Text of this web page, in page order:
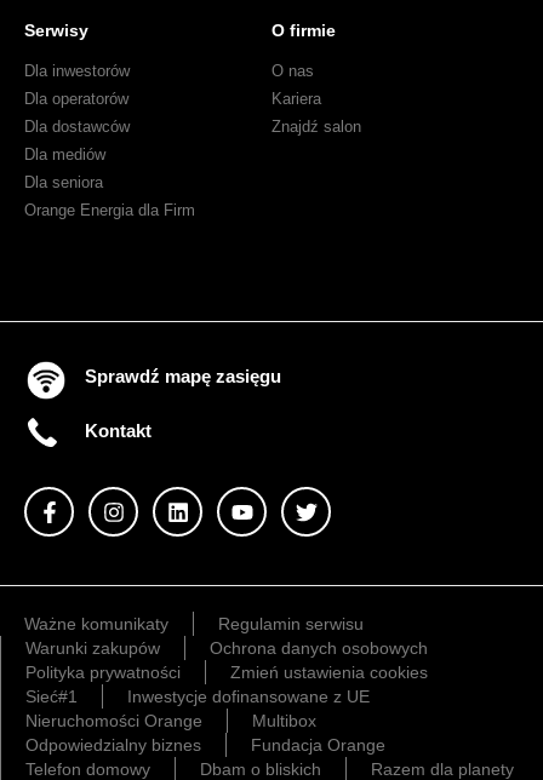
Serwisy
Dla inwestorów
Dla operatorów
Dla dostawców
Dla mediów
Dla seniora
Orange Energia dla Firm
O firmie
O nas
Kariera
Znajdź salon
Sprawdź mapę zasięgu
Kontakt
Ważne komunikaty
Regulamin serwisu
Warunki zakupów
Ochrona danych osobowych
Polityka prywatności
Zmień ustawienia cookies
Sieć#1
Inwestycje dofinansowane z UE
Nieruchomości Orange
Multibox
Odpowiedzialny biznes
Fundacja Orange
Telefon domowy
Dbam o bliskich Razem dla planety